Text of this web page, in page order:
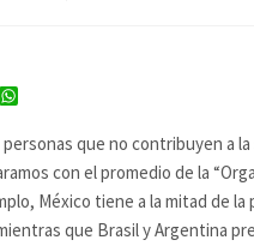
Email
que no contribuyen a
con el promedio de la
México tiene a la mitad de la
que Brasil y Argentina